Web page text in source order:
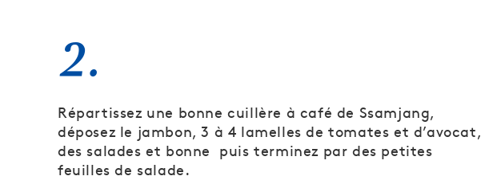
2.
Répartissez une bonne cuillère à café de Ssamjang,
déposez le jambon, 3 à 4 lamelles de tomates et d’avocat,
des salades et bonne puis terminez par des petites
feuilles de salade.